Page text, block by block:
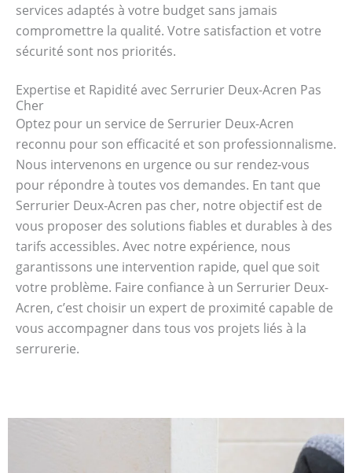
services adaptés à votre budget sans jamais
compromettre la qualité. Votre satisfaction et votre
sécurité sont nos priorités.
Expertise et Rapidité avec Serrurier Deux-Acren Pas
Cher
Optez pour un service de Serrurier Deux-Acren
reconnu pour son efficacité et son professionnalisme.
Nous intervenons en urgence ou sur rendez-vous
pour répondre à toutes vos demandes. En tant que
Serrurier Deux-Acren pas cher, notre objectif est de
vous proposer des solutions fiables et durables à des
tarifs accessibles. Avec notre expérience, nous
garantissons une intervention rapide, quel que soit
votre problème. Faire confiance à un Serrurier Deux-
Acren, c’est choisir un expert de proximité capable de
vous accompagner dans tous vos projets liés à la
serrurerie.